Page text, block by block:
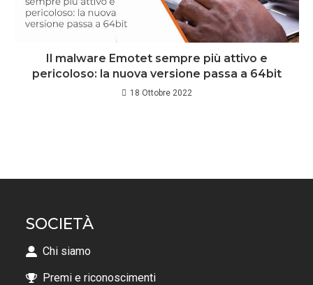
Il malware Emotet sempre più attivo e
pericoloso: la nuova versione passa a 64bit
18 Ottobre 2022
SOCIETÀ
Chi siamo
Premi e riconoscimenti